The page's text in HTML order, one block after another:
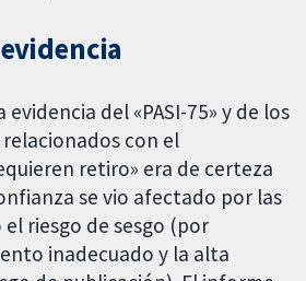
del «PASI-75» y de los
con el
retiro» era de certeza
se vio afectado por las
riesgo de sesgo (por
inadecuado y la alta